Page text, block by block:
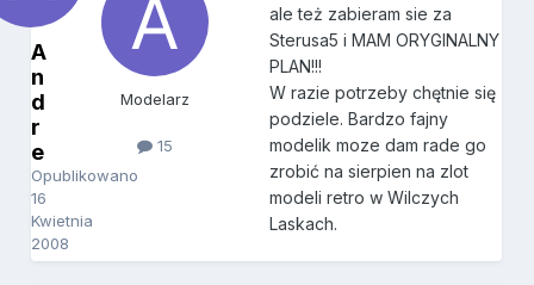
A
n
d
r
e
Opublikowano
16
Kwietnia
2008
Modelarz
15
ale też zabieram sie za
Sterusa5 i MAM ORYGINALNY
PLAN!!!
W razie potrzeby chętnie się
podziele. Bardzo fajny
modelik moze dam rade go
zrobić na sierpien na zlot
modeli retro w Wilczych
Laskach.